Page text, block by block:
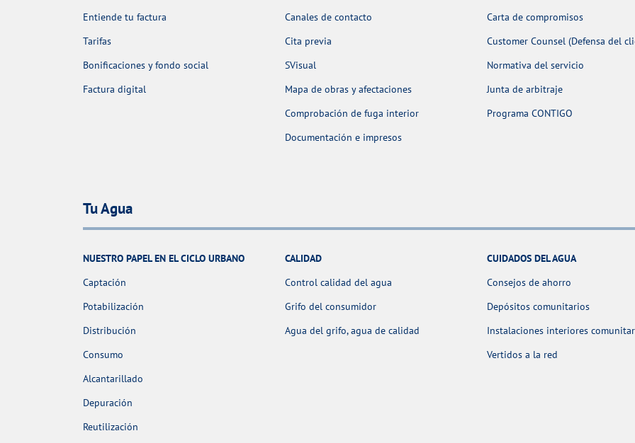
Entiende tu factura
Tarifas
Bonificaciones y fondo social
Factura digital
Canales de contacto
Cita previa
SVisual
Mapa de obras y afectaciones
Comprobación de fuga interior
Documentación e impresos
Carta de compromisos
Customer Counsel (Defensa del
Normativa del servicio
Junta de arbitraje
Programa CONTIGO
Tu Agua
NUESTRO PAPEL EN EL CICLO URBANO
Captación
Potabilización
Distribución
Consumo
Alcantarillado
Depuración
Reutilización
CALIDAD
Control calidad del agua
Grifo del consumidor
Agua del grifo, agua de calidad
CUIDADOS DEL AGUA
Consejos de ahorro
Depósitos comunitarios
Instalaciones interiores
Vertidos a la red